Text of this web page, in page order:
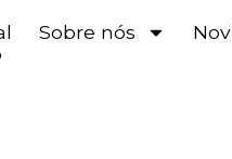
Sobre nós